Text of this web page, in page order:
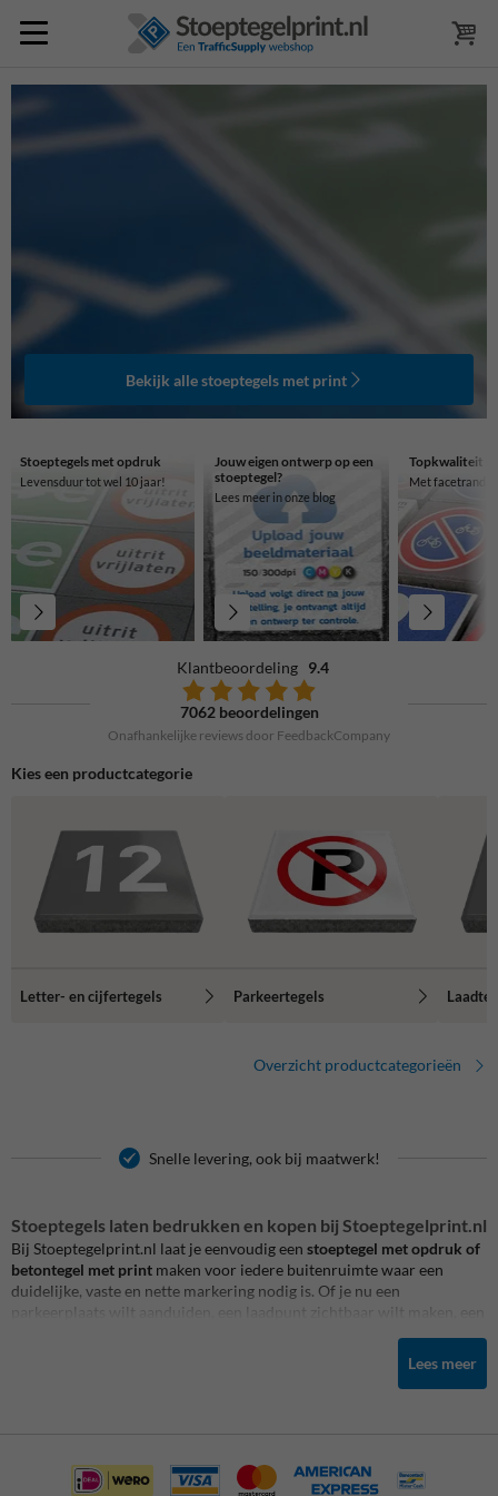
Bekijk alle stoeptegels met print
Stoeptegels met opdruk
Levensduur tot wel 10 jaar!
Jouw eigen ontwerp op een
stoeptegel?
Lees meer in onze blog
Topkwaliteit
Met facetrand
Klantbeoordeling 9.4
7062 beoordelingen
Onafhankelijke reviews door FeedbackCompany
Kies een productcategorie
Letter- en cijfertegels Parkeertegels
Overzicht productcategorieën
Snelle levering, ook bij maatwerk!
Stoeptegels laten bedrukken en kopen bij Stoeptegelprint.nl
Bij Stoeptegelprint.nl laat je eenvoudig een stoeptegel met opdruk of
betontegel met print maken voor iedere buitenruimte waar een
duidelijke, vaste en nette markering nodig is. Of je nu een
parkeerplaats wilt aanduiden, een laadpunt zichtbaar wilt maken, een
verwerken: met een bedrukte stoeptegel communiceer je precies op
de plek waar de boodschap telt. De tegel ligt vlak in de bestrating,
Lees meer